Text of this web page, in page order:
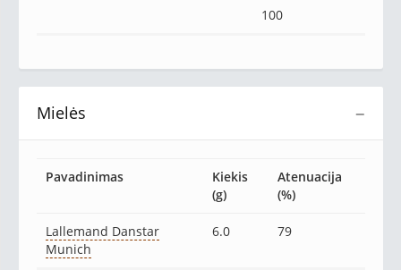
100
−
Mielės
Pavadinimas
Kiekis
(g)
Atenuacija
(%)
Lallemand Danstar
Munich
6.0 79